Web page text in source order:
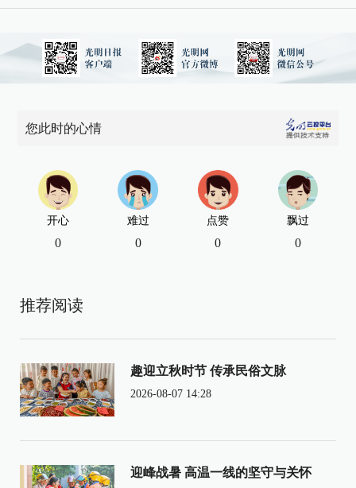
您此时的心情
开心
0
难过
0
点赞
0
飘过
0
推荐阅读
趣迎立秋时节 传承民俗文脉
2026-08-07 14:28
迎峰战暑 高温一线的坚守与关怀